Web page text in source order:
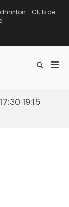
- Club de
Afficher
recherche
19:15